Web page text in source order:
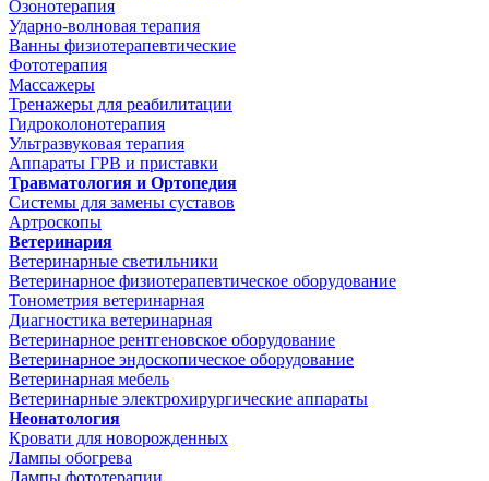
Озонотерапия
Ударно-волновая терапия
Ванны физиотерапевтические
Фототерапия
Массажеры
Тренажеры для реабилитации
Гидроколонотерапия
Ультразвуковая терапия
Аппараты ГРВ и приставки
Травматология и Ортопедия
Системы для замены суставов
Артроскопы
Ветеринария
Ветеринарные светильники
Ветеринарное физиотерапевтическое оборудование
Тонометрия ветеринарная
Диагностика ветеринарная
Ветеринарное рентгеновское оборудование
Ветеринарное эндоскопическое оборудование
Ветеринарная мебель
Ветеринарные электрохирургические аппараты
Неонатология
Кровати для новорожденных
Лампы обогрева
Лампы фототерапии